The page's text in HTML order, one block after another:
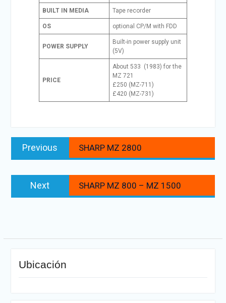
BUILT IN MEDIA Tape recorder
OS optional CP/M with FDD
POWER SUPPLY
Built-in power supply unit
(5V)
PRICE
About 533 (1983) for the
MZ 721
£250 (MZ-711)
£420 (MZ-731)
Navegación
Previous
post:
SHARP MZ 2800
Next
post:
SHARP MZ 800 – MZ 1500
Ubicación